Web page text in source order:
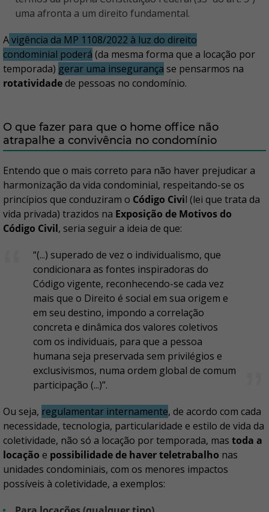
uma afronta a um direito fundamental.
Avigência da MP 1108/2022 à luz do direito
condominial poderá (da mesma forma que a locação por
temporada) gerar uma insegurança se pensarmos na
rotatividadede pessoas no condomínio.
O que fazer para que o home office não
atrapalhe a convivência no condomínio
Entendo que o mais correto para não haver prejudicar a
harmonização da vida condominial, respeitando-se os
princípios que conduziram o Código Civil (lei que trata da
vida privada) trazidos na Exposição de Motivos do
Código Civil, seria seguir a ideia de que:
“(...) superado de vez o individualismo, que
condicionara as fontes inspiradoras do
Código vigente, reconhecendo-se cada vez
mais que o Direito é social em sua origem e
em seu destino, impondo a correlação
concreta e dinâmica dos valores coletivos
com os individuais, para que a pessoa
humana seja preservada sem privilégios e
exclusivismos, numa ordem global de comum
participação (...)”.
Ou seja, regulamentar internamente, de acordo com cada
necessidade, tecnologia, particularidade e estilo de vida da
coletividade, não só a locação por temporada, mas toda a
locação e possibilidade de haver teletrabalho nas
unidades condominiais, com os menores impactos
possíveis à coletividade, a exemplos: